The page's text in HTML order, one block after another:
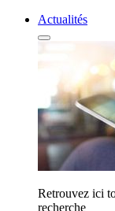
Actualités
Retrouvez ici
recherche